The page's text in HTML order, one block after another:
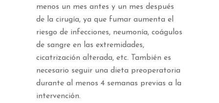
menos un mes antes y un mes después
de la cirugía, ya que fumar aumenta el
riesgo de infecciones, neumonía, coágulos
de sangre en las extremidades,
cicatrización alterada, etc. También es
necesario seguir una dieta preoperatoria
durante al menos 4 semanas previas a la
intervención.